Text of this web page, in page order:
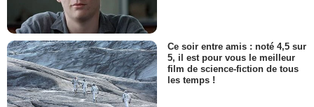
Ce soir entre amis : noté 4,5 sur
5, il est pour vous le meilleur
film de science-fiction de tous
les temps !